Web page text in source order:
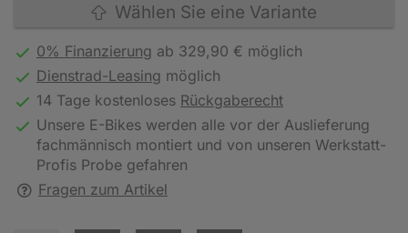
Wählen Sie eine Variante
0% Finanzierung ab 329,90 € möglich
Dienstrad-Leasing möglich
14 Tage kostenloses Rückgaberecht
Unsere E-Bikes werden alle vor der Auslieferung
fachmännisch montiert und von unseren Werkstatt-
Profis Probe gefahren
Fragen zum Artikel